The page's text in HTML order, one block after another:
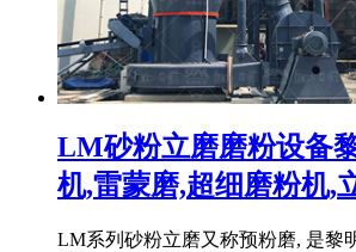
LM砂粉立磨磨粉设备
机,雷蒙磨,超细磨粉机,
LM系列砂粉立磨又称预粉磨, 是黎